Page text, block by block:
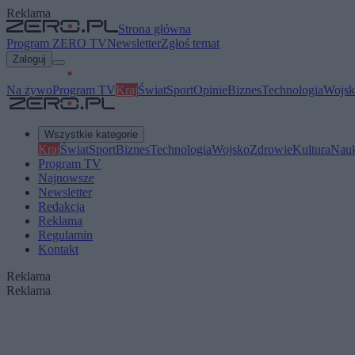
Reklama
Strona główna
Program ZERO TVNewsletterZgłoś temat
Zaloguj
Na żywoProgram TVKrajŚwiatSportOpinieBiznesTechnologia
Wszystkie kategorie
KrajŚwiatSportBiznesTechnologiaWojskoZdrowieKultura
Program TV
Najnowsze
Newsletter
Redakcja
Reklama
Regulamin
Kontakt
Reklama
Reklama